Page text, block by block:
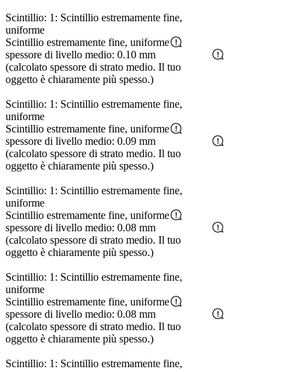
Scintillio: 1: Scintillio estremamente fine,
uniforme
Scintillio estremamente fine, uniforme
spessore di livello medio: 0.10 mm
(calcolato spessore di strato medio. Il tuo
oggetto è chiaramente più spesso.)
Scintillio: 1: Scintillio estremamente fine,
uniforme
Scintillio estremamente fine, uniforme
spessore di livello medio: 0.09 mm
(calcolato spessore di strato medio. Il tuo
oggetto è chiaramente più spesso.)
Scintillio: 1: Scintillio estremamente fine,
uniforme
Scintillio estremamente fine, uniforme
spessore di livello medio: 0.08 mm
(calcolato spessore di strato medio. Il tuo
oggetto è chiaramente più spesso.)
Scintillio: 1: Scintillio estremamente fine,
uniforme
Scintillio estremamente fine, uniforme
spessore di livello medio: 0.08 mm
(calcolato spessore di strato medio. Il tuo
oggetto è chiaramente più spesso.)
Scintillio: 1: Scintillio estremamente fine,